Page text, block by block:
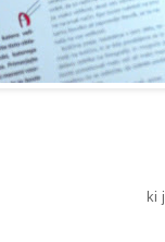
ki